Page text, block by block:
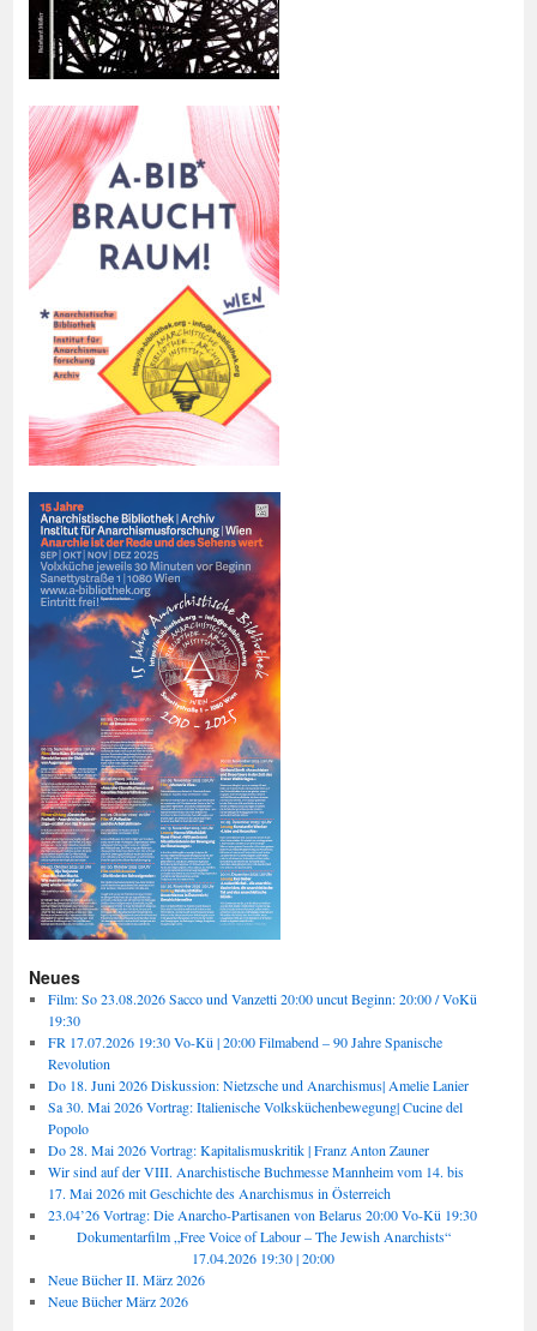
Neues
Film: So 23.08.2026 Sacco und Vanzetti 20:00 uncut Beginn: 20:00 / VoKü
19:30
FR 17.07.2026 19:30 Vo-Kü | 20:00 Filmabend – 90 Jahre Spanische
Revolution
Do 18. Juni 2026 Diskussion: Nietzsche und Anarchismus| Amelie Lanier
Sa 30. Mai 2026 Vortrag: Italienische Volksküchenbewegung| Cucine del
Popolo
Do 28. Mai 2026 Vortrag: Kapitalismuskritik | Franz Anton Zauner
Wir sind auf der VIII. Anarchistische Buchmesse Mannheim vom 14. bis
17. Mai 2026 mit Geschichte des Anarchismus in Österreich
23.04’26 Vortrag: Die Anarcho-Partisanen von Belarus 20:00 Vo-Kü 19:30
Dokumentarfilm „Free Voice of Labour – The Jewish Anarchists“
17.04.2026 19:30 | 20:00
Neue Bücher II. März 2026
Neue Bücher März 2026